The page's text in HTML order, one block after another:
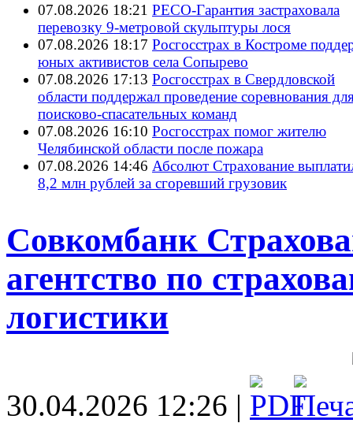
07.08.2026 18:21 РЕСО-Гарантия застраховала
перевозку 9-метровой скульптуры лося
07.08.2026 18:17 Росгосстрах в Костроме
юных активистов села Сопырево
07.08.2026 17:13 Росгосстрах в Свердловской
области поддержал проведение соревнования
поисково‑спасательных команд
07.08.2026 16:10 Росгосстрах помог жителю
Челябинской области после пожара
07.08.2026 14:46 Абсолют Страхование
8,2 млн рублей за сгоревший грузовик
Совкомбанк
агентство по
логистики
30.04.2026 12:26 |